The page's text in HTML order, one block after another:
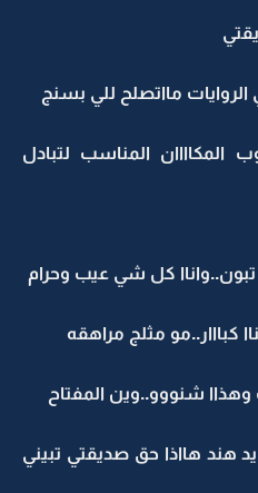
الروايات مااتصلح للي بسنج
المكاااان المناسب لتبادل
تبون..واناا كل شي عيب وحرام
كبااار..مو مثلج مراهقه
شنووو..وين المفتاح
هند هااذا حق صديقتي تبيني